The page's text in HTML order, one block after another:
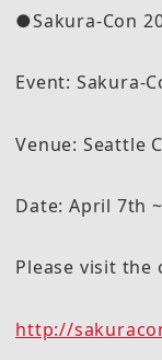
●Sakura-Con
Event: Sakura-
Venue: Seattle
Date: April 7th
Please visit
http://